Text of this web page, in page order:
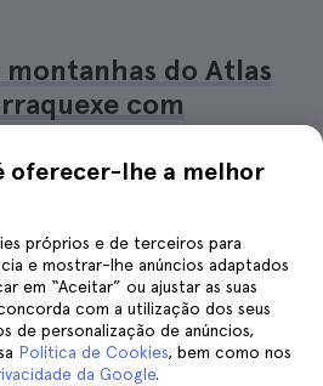
montanhas do Atlas
com
oferecer-lhe a melhor
próprios e de terceiros para
e mostrar-lhe anúncios adaptados
em “Aceitar” ou ajustar as suas
com a utilização dos seus
de personalização de anúncios,
Política de Cookies, bem como nos
da Google.